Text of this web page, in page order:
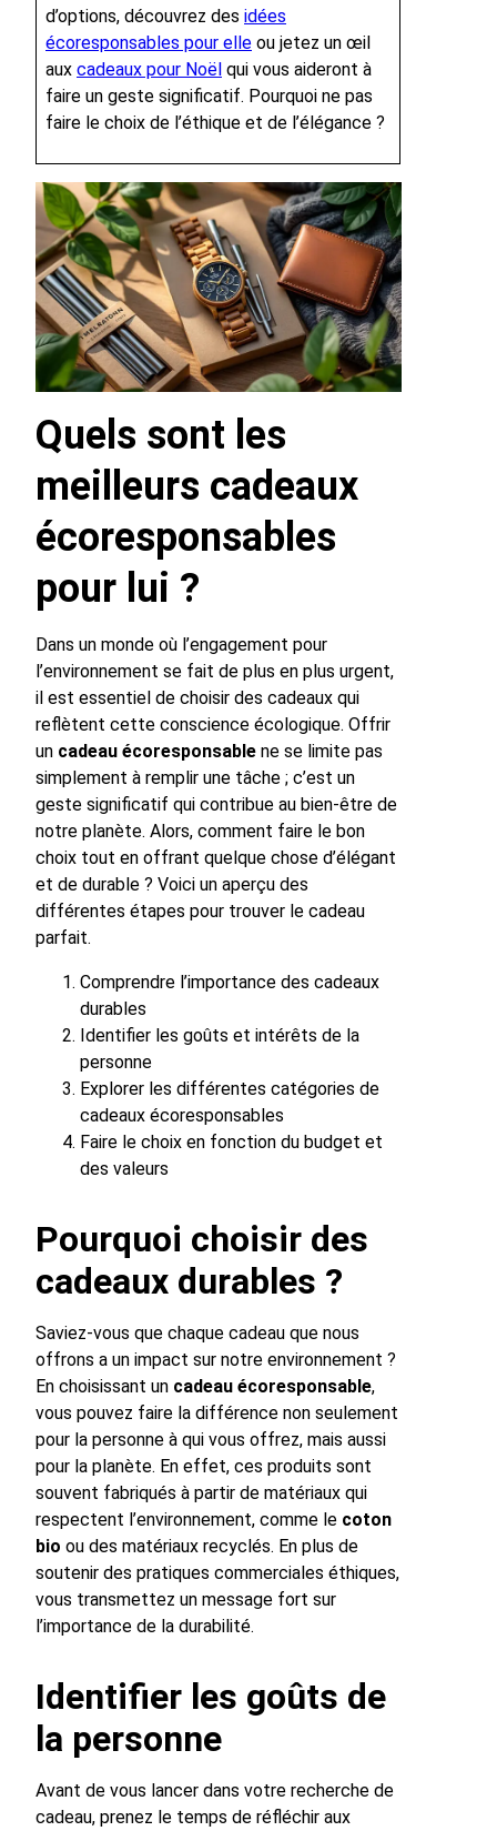
d’options, découvrez des idées
écoresponsables pour elle ou jetez un œil
aux cadeaux pour Noël qui vous aideront à
faire un geste significatif. Pourquoi ne pas
faire le choix de l’éthique et de l’élégance ?
Quels sont les
meilleurs cadeaux
écoresponsables
pour lui ?
Dans un monde où l’engagement pour
l’environnement se fait de plus en plus urgent,
il est essentiel de choisir des cadeaux qui
reflètent cette conscience écologique. Offrir
un cadeau écoresponsable ne se limite pas
simplement à remplir une tâche ; c’est un
geste significatif qui contribue au bien-être de
notre planète. Alors, comment faire le bon
choix tout en offrant quelque chose d’élégant
et de durable ? Voici un aperçu des
différentes étapes pour trouver le cadeau
parfait.
Comprendre l’importance des cadeaux
durables
Identifier les goûts et intérêts de la
personne
Explorer les différentes catégories de
cadeaux écoresponsables
Faire le choix en fonction du budget et
des valeurs
Pourquoi choisir des
cadeaux durables ?
Saviez-vous que chaque cadeau que nous
offrons a un impact sur notre environnement ?
En choisissant un cadeau écoresponsable,
vous pouvez faire la différence non seulement
pour la personne à qui vous offrez, mais aussi
pour la planète. En effet, ces produits sont
souvent fabriqués à partir de matériaux qui
respectent l’environnement, comme le coton
bio ou des matériaux recyclés. En plus de
soutenir des pratiques commerciales éthiques,
vous transmettez un message fort sur
l’importance de la durabilité.
Identifier les goûts de
la personne
Avant de vous lancer dans votre recherche de
cadeau, prenez le temps de réfléchir aux